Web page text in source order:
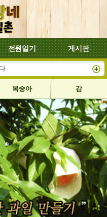
전원일기 게시판
4일부터 배송합니다
복숭아 감